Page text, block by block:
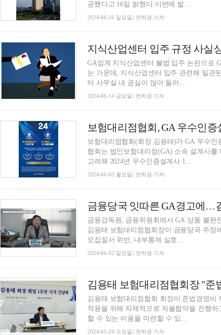
공했다고 16일 밝혔다.이번에 발...
2024-06-16 일요일 | 전하경 기자
지식산업센터 입주 규정 사실
GA업계 지식산업센터 불법 입주 논란으로
는 가운데, 지식산업센터 입주 관련해 일관
터 사무실 내 공실이 많아 들어...
2024-06-14 금요일 | 전하경 기자
보험대리점협회, GA 우수인증
보험대리점협회(회장 김용태)가 GA 우수인
협회는 법인보험대리점(GA) 소속 설계사
고려해 2024년 우수인증설계사 1...
2024-06-03 월요일 | 전하경 기자
금융감독원, 금융위원회에서 GA 상품 불완
김용태 보험대리점협회장이 금융당국 주장
모집질서 위반, 내부통제 실효...
2024-06-02 일요일 | 전하경 기자
김용태 보험대리점협회 회장이 준법경영비
작용을 위해 자체적으로 자율협약을 진행
할 수 있는 비용을 마련할 수 있...
2024-05-29 수요일 | 전하경 기자